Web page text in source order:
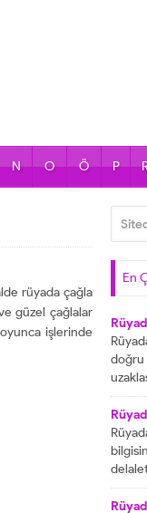
N O Ö P
rüyada çağla
güzel çağlalar
işlerinde
En
doğru
yani
aile